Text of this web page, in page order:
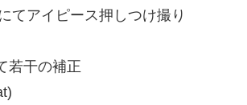
てアイピース押しつけ撮り
若干の補正